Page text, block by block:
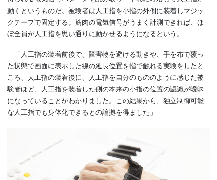
動くというものだ。被験者は人工指を小指の外側に装着しマジッ
クテープで固定する。筋肉の電気信号がうまく計測できれば、ほ
ぼ全員が人工指を思い通りに動かせるようになるという。
「人工指の装着前後で、障害物を避ける動きや、手を布で覆っ
た状態で画面に表示した線の延長位置を指で触れる実験をしたと
ころ、人工指の装着後に、人工指を自分のもののように感じた被
験者ほど、人工指を装着した側の本来の小指の位置の認識が曖昧
になっていることがわかりました。この結果から、独立制御可能
な人工指でも身体化できる との論拠を得ました」